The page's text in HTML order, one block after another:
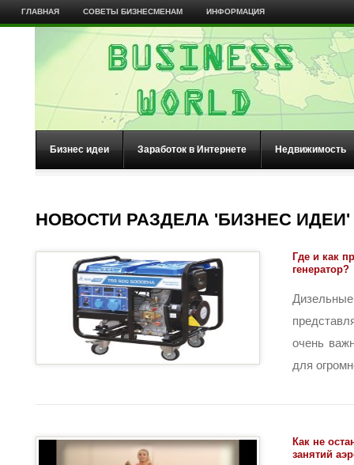
ГЛАВНАЯ СОВЕТЫ БИЗНЕСМЕНАМ ИНФОРМАЦИЯ
Бизнес идеи Заработок в Интернете Недвижимость
НОВОСТИ РАЗДЕЛА 'БИЗНЕС ИДЕИ'
Где и как
генератор?
очень
для
Как не
занятий